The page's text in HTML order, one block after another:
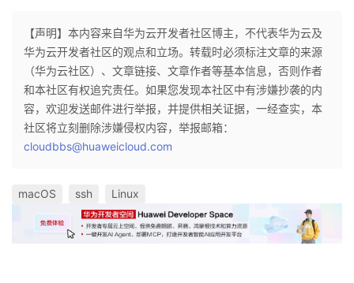
我
的
课
程
我
的
认
证
我
的
实
验
我
的
收
的
技
术
支
持
我
的
云
声
建
议
【声明】本内容来自华为云开发者社区博主，不代表华为云及
华为云开发者社区的观点和立场。转载时必须标注文章的来源
（华为云社区）、文章链接、文章作者等基本信息，否则作者
和本社区有权追究责任。如果您发现本社区中有涉嫌抄袭的内
容，欢迎发送邮件进行举报，并提供相关证据，一经查实，本
社区将立刻删除涉嫌侵权内容，举报邮箱：
cloudbbs@huaweicloud.com
macOS ssh Linux